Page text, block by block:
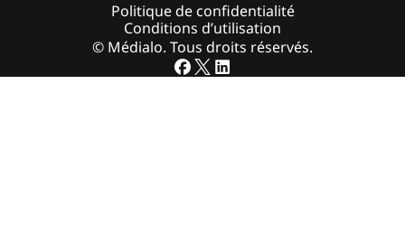
© Médialo. Tous droits réservés.
Politique de confidentialité
Conditions d’utilisation